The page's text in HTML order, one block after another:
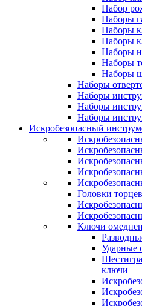
Набор
Наборы
Наборы
Наборы
Наборы
Наборы
Наборы
Наборы
Наборы
Наборы
Наборы
Искробезопасный
Головки
Ключи
Ударные
ключи